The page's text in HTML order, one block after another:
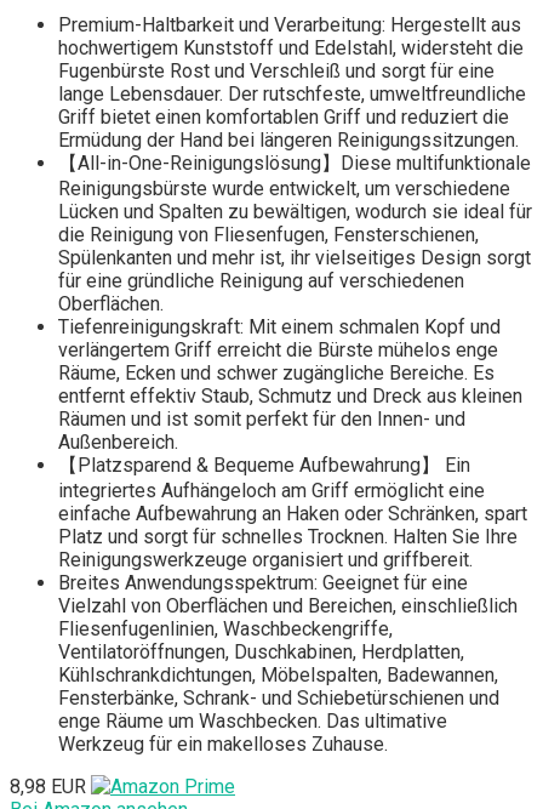
Premium-Haltbarkeit und Verarbeitung: Hergestellt aus
hochwertigem Kunststoff und Edelstahl, widersteht die
Fugenbürste Rost und Verschleiß und sorgt für eine
lange Lebensdauer. Der rutschfeste, umweltfreundliche
Griff bietet einen komfortablen Griff und reduziert die
Ermüdung der Hand bei längeren Reinigungssitzungen.
【All-in-One-Reinigungslösung】Diese multifunktionale
Reinigungsbürste wurde entwickelt, um verschiedene
Lücken und Spalten zu bewältigen, wodurch sie ideal für
die Reinigung von Fliesenfugen, Fensterschienen,
Spülenkanten und mehr ist, ihr vielseitiges Design sorgt
für eine gründliche Reinigung auf verschiedenen
Oberflächen.
Tiefenreinigungskraft: Mit einem schmalen Kopf und
verlängertem Griff erreicht die Bürste mühelos enge
Räume, Ecken und schwer zugängliche Bereiche. Es
entfernt effektiv Staub, Schmutz und Dreck aus kleinen
Räumen und ist somit perfekt für den Innen- und
Außenbereich.
【Platzsparend & Bequeme Aufbewahrung】 Ein
integriertes Aufhängeloch am Griff ermöglicht eine
einfache Aufbewahrung an Haken oder Schränken, spart
Platz und sorgt für schnelles Trocknen. Halten Sie Ihre
Reinigungswerkzeuge organisiert und griffbereit.
Breites Anwendungsspektrum: Geeignet für eine
Vielzahl von Oberflächen und Bereichen, einschließlich
Fliesenfugenlinien, Waschbeckengriffe,
Ventilatoröffnungen, Duschkabinen, Herdplatten,
Kühlschrankdichtungen, Möbelspalten, Badewannen,
Fensterbänke, Schrank- und Schiebetürschienen und
enge Räume um Waschbecken. Das ultimative
Werkzeug für ein makelloses Zuhause.
8,98 EUR